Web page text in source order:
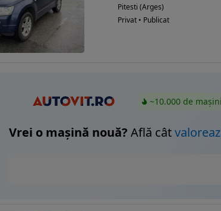
Pitesti (Arges)
Privat • Publicat
~10.000 de
Vrei o mașină nouă? Află cât